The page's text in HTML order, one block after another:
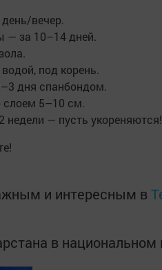
вечер.
— за 10–14 дней.
под корень.
дня спанбондом.
5–10 см.
недели — пусть укореняются!
и интересным в
в